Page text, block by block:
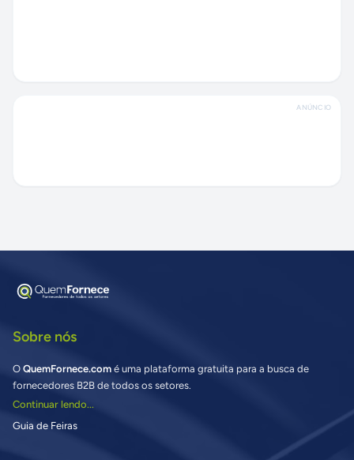
ANÚNCIO
Sobre nós
O QuemFornece.com é uma plataforma gratuita para a busca de
fornecedores B2B de todos os setores.
Continuar lendo...
Guia de Feiras